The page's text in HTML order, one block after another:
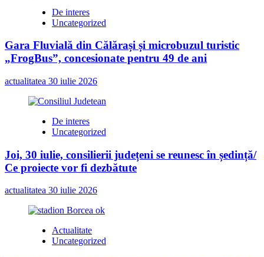
De interes
Uncategorized
Gara Fluvială din Călărași și microbuzul turistic
„FrogBus”, concesionate pentru 49 de ani
actualitatea 30 iulie 2026
De interes
Uncategorized
Joi, 30 iulie, consilierii județeni se reunesc în ședință/
Ce proiecte vor fi dezbătute
actualitatea 30 iulie 2026
Actualitate
Uncategorized